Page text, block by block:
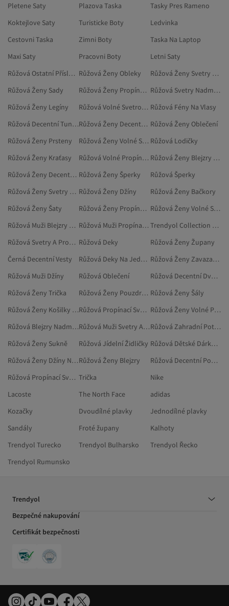
Pletene Saty
Plazova Taska
Tasky Pres Rameno
Koktejlove Saty
Turisticke Boty
Ledvinka
Cestovni Taska
Zimni Boty
Taska Na Laptop
Maxi Saty
Pracovni Boty
Letni Saty
Růžová Ostatní Příslušenství Růžová Ženy Obleky
Růžová Ženy Svetry Nadměrné Velikosti
Růžová Ženy Sady
Růžová Ženy Propínací Svetry
Růžová Svetry Nadměrné Velikosti
Růžová Ženy Legíny
Růžová Volné Svetrové Vesty Růžová Fény Na Vlasy
Růžová Decentní Tuniky
Růžová Ženy Decentní Dvoudílné Sady Růžová Ženy Oblečení
Růžová Ženy Prsteny
Růžová Ženy Volné Svetrové Vesty Růžová Lodičky
Růžová Ženy Kraťasy
Růžová Volné Propínací Svetry
Růžová Ženy Blejzry A Vesty
Růžová Ženy Decentní Ponča Růžová Ženy Šperky
Růžová Šperky
Růžová Ženy Svetry A Propínací Svetry Růžová Ženy Džíny
Růžová Ženy Bačkory
Růžová Ženy Šaty
Růžová Ženy Propínací Svetry Nadměrné Velikosti
Růžová Ženy Volné Svetry
Růžová Muži Blejzry A Vesty
Růžová Muži Propínací Svetry
Trendyol Collection Růžová Vesty
Růžová Svetry A Propínací Svetry Růžová Deky
Růžová Ženy Župany
Černá Decentní Vesty
Růžová Deky Na Jednolůžko
Růžová Ženy Zavazadla
Růžová Muži Džíny
Růžová Oblečení
Růžová Decentní Dvoudílné Sady
Růžová Ženy Trička
Růžová Ženy Pouzdra Na Karty Růžová Ženy Šály
Růžová Ženy Košilky Nadměrné Velikosti
Růžová Propínací Svetry
Růžová Ženy Volné Propínací Svetry
Růžová Blejzry Nadměrné Velikosti
Růžová Muži Svetry A Propínací Svetry
Růžová Zahradní Potřeby
Růžová Ženy Sukně
Růžová Jídelní Židličky
Růžová Dětské Dárkové Sady
Růžová Ženy Džíny Nadměrné VelikostiRůžová Ženy Blejzry
Růžová Decentní Ponča
Růžová Propínací Svetry Nadměrné Velikosti Trička
Nike
Lacoste
The North Face
adidas
Kozačky
Dvoudílné plavky
Jednodílné plavky
Sandály
Froté župany
Kalhoty
Trendyol Turecko
Trendyol Bulharsko
Trendyol Řecko
Trendyol Rumunsko
Trendyol
Bezpečné nakupování
Certifikát bezpečnosti